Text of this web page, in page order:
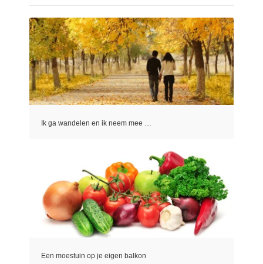
Ik ga wandelen en ik neem mee …
Een moestuin op je eigen balkon